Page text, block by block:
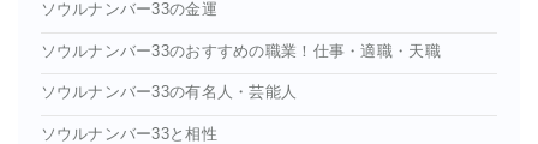
ソウルナンバー33の金運
ソウルナンバー33のおすすめの職業！仕事・適職・天職
ソウルナンバー33の有名人・芸能人
ソウルナンバー33と相性